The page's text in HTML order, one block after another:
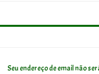
Seu endereço de email não